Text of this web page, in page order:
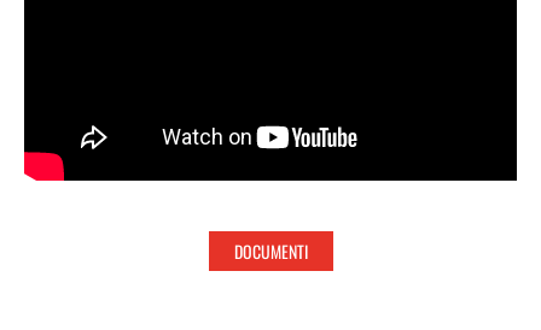
DOCUMENTI